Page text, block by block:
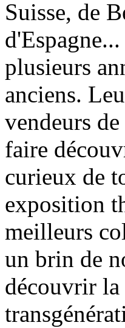
Suisse, de
plusieurs
anciens.
vendeurs
faire
curieux de
exposition
meilleurs
un brin de
découvrir la